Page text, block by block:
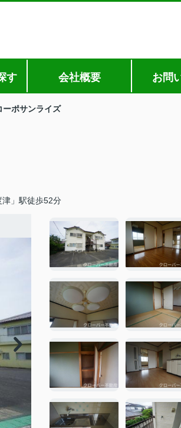
す 会社概要 お問
ーポサンライズ
」駅徒歩52分